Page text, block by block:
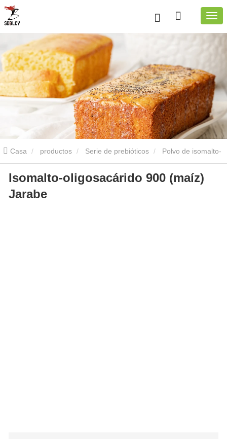
Casa productos Serie de prebióticos Polvo de isomalto-
oligosacárido Isomalto-oligosacárido 900 (maíz) Polvo
Isomalto-oligosacárido 900 (maíz) Jarabe
Isomalto-oligosacárido 900 (maíz)
Jarabe